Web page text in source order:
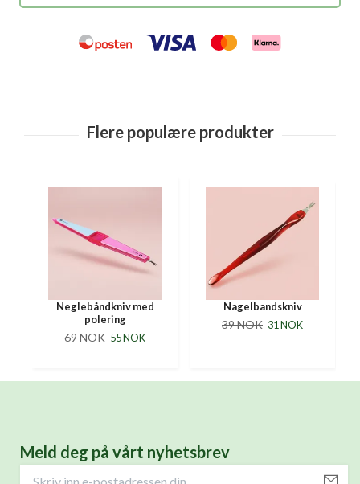
Neglebåndkniv med
polering
69 NOK 55 NOK
Nagelbandskniv
39 NOK 31 NOK
Meld deg på vårt nyhetsbrev